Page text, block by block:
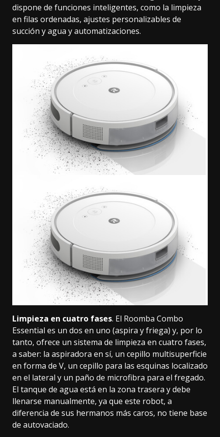
dispone de funciones inteligentes, como la limpieza
en filas ordenadas, ajustes personalizables de
succión y agua y automatizaciones.
Limpieza en cuatro fases. El Roomba Combo
Essential es un dos en uno (aspira y friega) y, por lo
tanto, ofrece un sistema de limpieza en cuatro fases,
a saber: la aspiradora en sí, un cepillo multisuperficie
en forma de V, un cepillo para las esquinas localizado
en el lateral y un paño de microfibra para el fregado.
El tanque de agua está en la zona trasera y debe
llenarse manualmente, ya que este robot, a
diferencia de sus hermanos más caros, no tiene base
de autovaciado.